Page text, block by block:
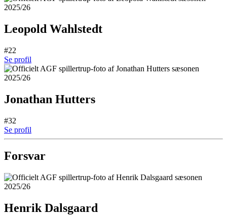
Leopold Wahlstedt
#22
Se profil
Jonathan Hutters
#32
Se profil
Forsvar
Henrik Dalsgaard